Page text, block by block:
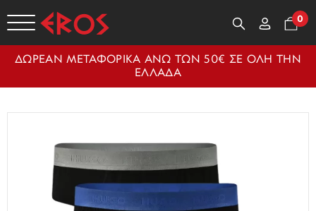
0
ΔΩΡΕΑΝ ΜΕΤΑΦΟΡΙΚΑ ΑΝΩ ΤΩΝ 50€ ΣΕ ΟΛΗ ΤΗΝ
ΕΛΛΑΔΑ